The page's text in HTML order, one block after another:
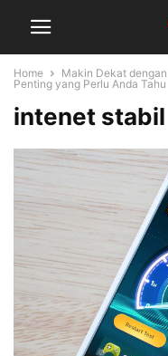
Home
Makin Dekat
Penting yang Perlu Anda Tahu
intenet stabil